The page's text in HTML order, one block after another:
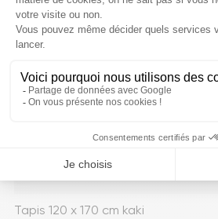
Tapis 120 x 170 cm kaki